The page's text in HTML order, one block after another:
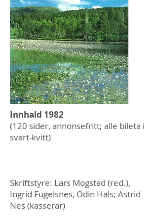
Innhald 1982
(120 sider, annonsefritt; alle bileta i
svart-kvitt)
Skriftstyre: Lars Mogstad (red.),
Ingrid Fugelsnes, Odin Hals; Astrid
Nes (kasserar)